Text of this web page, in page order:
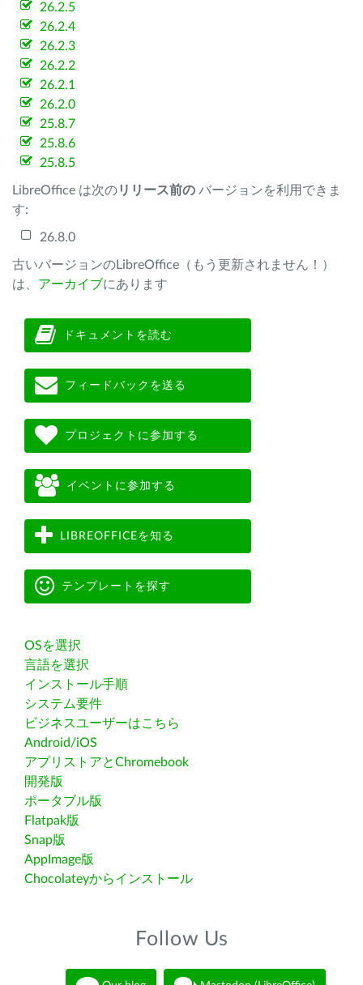
26.2.5
26.2.4
26.2.3
26.2.2
26.2.1
26.2.0
25.8.7
25.8.6
25.8.5
LibreOffice は次のリリース前の バージョンを利用できま
す:
26.8.0
古いバージョンのLibreOffice（もう更新されません！）
は、 アーカイブにあります
ドキュメントを読む
フィードバックを送る
プロジェクトに参加する
イベントに参加する
LIBREOFFICEを知る
テンプレートを探す
OSを選択
言語を選択
インストール手順
システム要件
ビジネスユーザーはこちら
Android/iOS
アプリストアとChromebook
開発版
ポータブル版
Flatpak版
Snap版
AppImage版
Chocolateyからインストール
Follow Us